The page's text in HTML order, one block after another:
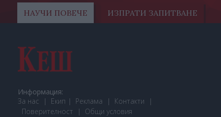
НАУЧИ ПОВЕЧЕ ИЗПРАТИ ЗАПИТВАНЕ
Информация:
За нас
Екип Реклама
Контакти
Поверителност
Общи условия